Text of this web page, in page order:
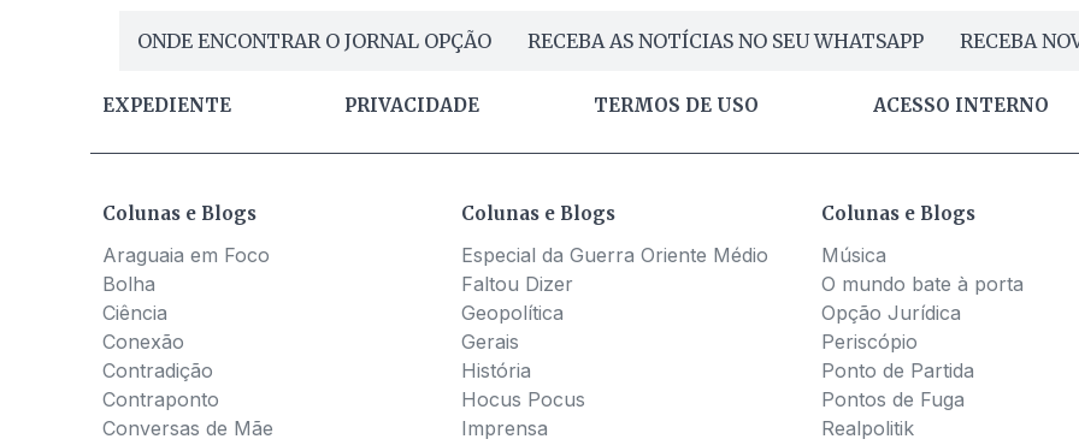
ONDE ENCONTRAR O JORNAL OPÇÃO RECEBA AS NOTÍCIAS NO SEU WHATSAPP RECEBA
EXPEDIENTE PRIVACIDADE TERMOS DE USO ACESSO INTERNO
Colunas e Blogs
Araguaia em Foco
Bolha
Ciência
Conexão
Contradição
Contraponto
Conversas de Mãe
Colunas e Blogs
Especial da Guerra Oriente Médio
Faltou Dizer
Geopolítica
Gerais
História
Hocus Pocus
Imprensa
Colunas e Blogs
Música
O mundo bate à porta
Opção Jurídica
Periscópio
Ponto de Partida
Pontos de Fuga
Realpolitik